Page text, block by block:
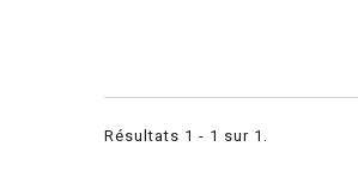
Résultats 1 - 1 sur 1.